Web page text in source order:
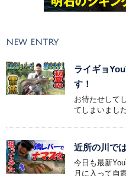
NEW ENTRY
ライギョ
す！
お待たせして
てしまいまし
近所の川で
今日も最新
月に入って自